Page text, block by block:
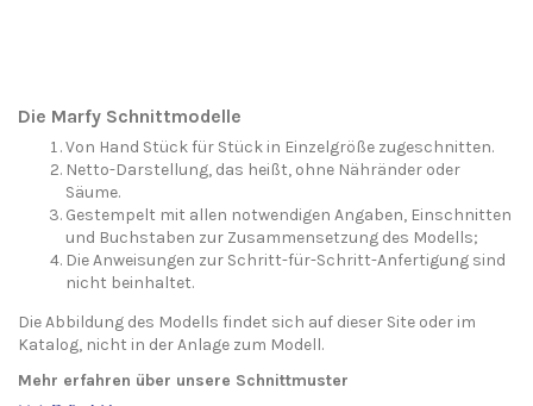
Die Marfy Schnittmodelle
Von Hand Stück für Stück in Einzelgröße zugeschnitten.
Netto-Darstellung, das heißt, ohne Nähränder oder
Säume.
Gestempelt mit allen notwendigen Angaben, Einschnitten
und Buchstaben zur Zusammensetzung des Modells;
Die Anweisungen zur Schritt-für-Schritt-Anfertigung sind
nicht beinhaltet.
Die Abbildung des Modells findet sich auf dieser Site oder im
Katalog, nicht in der Anlage zum Modell.
Mehr erfahren über unsere Schnittmuster